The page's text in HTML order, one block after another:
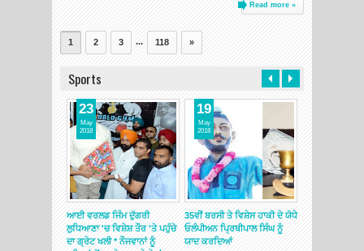
Read more »
1 2 3 ... 118 »
Sports
ਆਈ ਵਰਲਡ ਜਿੰਮ ਦੁੱਗਰੀ
ਲੁਧਿਆਣਾ 'ਚ ਵਿਸ਼ੇਸ਼ ਤੌਰ 'ਤੇ ਪਹੁੰਚੇ
ਦਾ ਗ੍ਰੇਟ ਖਲੀ * ਨੌਜਵਾਨਾਂ ਨੂੰ
23
May
2018
35ਵੀਂ ਬਰਸੀ ਤੇ ਵਿਸ਼ੇਸ ਹਾਕੀ ਦੇ ਯੋਧੇ
ਓਲੰਪੀਅਨ ਪ੍ਰਿਥੀਪਾਲ ਸਿੰਘ ਨੂੰ
ਯਾਦ ਕਰਦਿਆਂ
19
May
2018